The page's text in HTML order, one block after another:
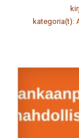
kategoria(t):